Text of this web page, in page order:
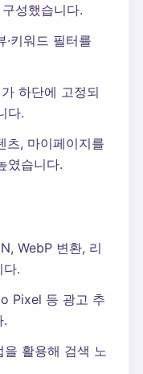
성했습니다.
·키워드 필터를
하단에 고정되
다.
츠, 마이페이지를
였습니다.
WebP 변환, 리
다.
Pixel 등 광고 추
.
활용해 검색 노